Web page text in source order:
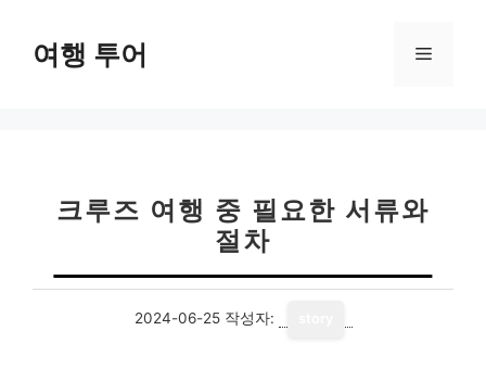
여행 투어 메
크루즈 여행 중 필요한 서류와
절차
2024-06-25 작성자: